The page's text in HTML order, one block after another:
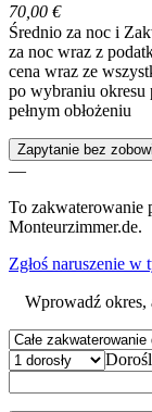
70,00 €
Średnio za noc i
za noc wraz z
cena wraz ze
po wybraniu okresu
pełnym obłożeniu
Zapytanie bez
—
To zakwaterowanie
Monteurzimmer.de.
Zgłoś naruszenie w
Wprowadź okres,